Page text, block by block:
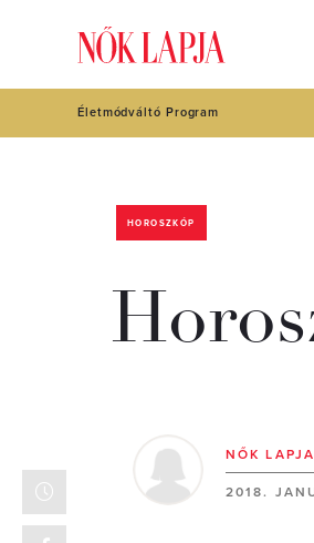
Életmódváltó Program
HOROSZKÓP
NŐK LAPJA
2018.